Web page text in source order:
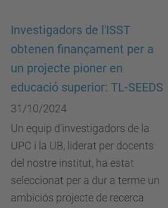
Investigadors de l'ISST
obtenen finançament per a
un projecte pioner en
educació superior: TL-SEEDS
31/10/2024
Un equip d'investigadors de la
UPC i la UB, liderat per docents
del nostre institut, ha estat
seleccionat per a dur a terme un
ambiciós projecte de recerca